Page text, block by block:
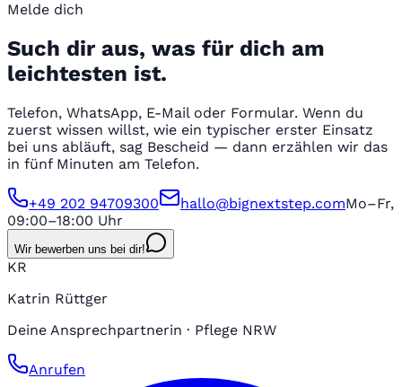
Melde dich
Such dir aus, was für dich am
leichtesten ist.
Telefon, WhatsApp, E-Mail oder Formular. Wenn du
zuerst wissen willst, wie ein typischer erster Einsatz
bei uns abläuft, sag Bescheid — dann erzählen wir das
in fünf Minuten am Telefon.
+49 202 94709300 hallo@bignextstep.comMo–Fr,
09:00–18:00 Uhr
Wir bewerben uns bei dir!
KR
Katrin Rüttger
Deine Ansprechpartnerin · Pflege NRW
Anrufen